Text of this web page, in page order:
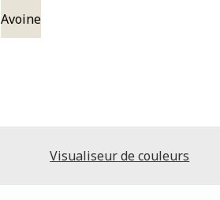
Avoine
Visualiseur de couleurs